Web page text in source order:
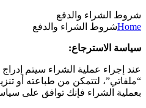
شروط الشراء والدفع
Homeشروط الشراء والدفع
سياسة الاسترجاع:
عند إجراء عملية الشراء سيتم
“ملفاتي”، لتتمكن من طباعته أو
بعملية الشراء فإنك توافق على